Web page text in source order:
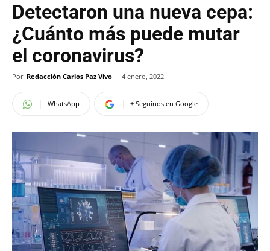
Detectaron una nueva cepa:
¿Cuánto más puede mutar
el coronavirus?
Por Redacción Carlos Paz Vivo - 4 enero, 2022
WhatsApp + Seguinos en Google